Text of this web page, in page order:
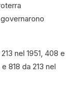
nel 1951, 408 e
818 da 213 nel